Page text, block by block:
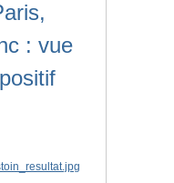
: vue